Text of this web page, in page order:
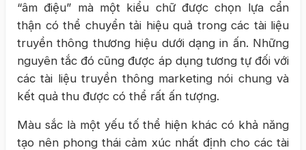
“âm điệu” mà một kiểu chữ được chọn lựa cẩn
thận có thể chuyển tải hiệu quả trong các tài liệu
truyền thông thương hiệu dưới dạng in ấn. Những
nguyên tắc đó cũng được áp dụng tương tự đối với
các tài liệu truyền thông marketing nói chung và
kết quả thu được có thể rất ấn tượng.
Màu sắc là một yếu tố thể hiện khác có khả năng
tạo nên phong thái cảm xúc nhất định cho các tài